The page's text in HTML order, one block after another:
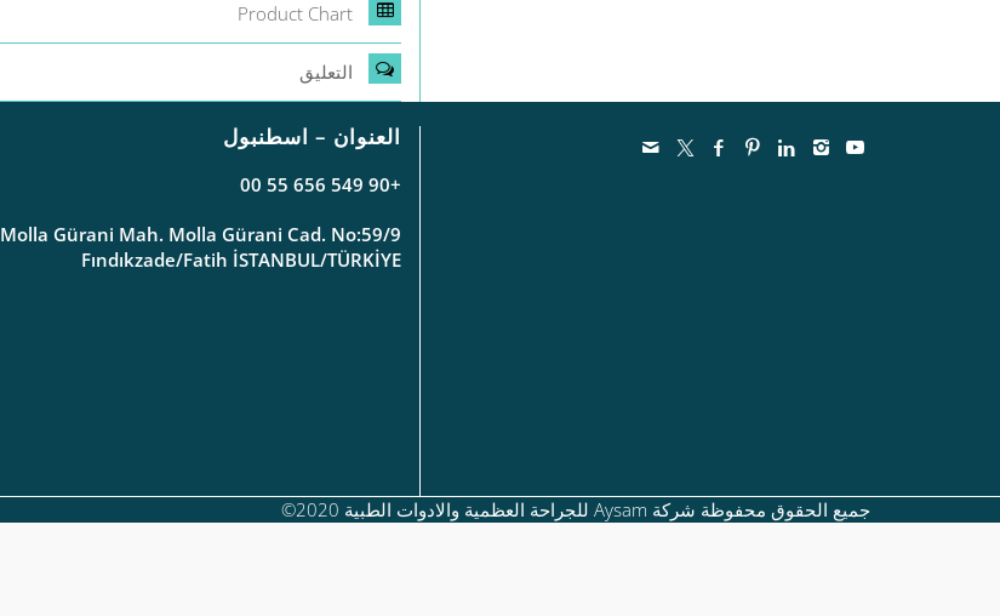
Product Chart
التعليق
العنوان – اسطنبول
+90 549 656 55 00
Molla Gürani Mah. Molla Gürani Cad. No:59/9
Fındıkzade/Fatih İSTANBUL/TÜRKİYE
جميع الحقوق محفوظة شركة Aysam للجراحة العظمية والادوات الطبية 2020©️